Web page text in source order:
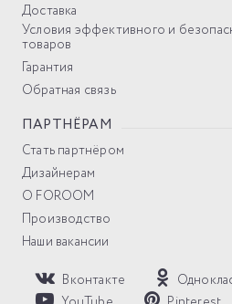
Доставка
Условия эффективного и
товаров
Гарантия
Обратная связь
ПАРТНЁРАМ
Стать партнёром
Дизайнерам
О FOROOM
Производство
Наши вакансии
Вконтакте